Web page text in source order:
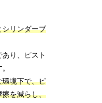
シリンダーブ
り、ピスト
環境下で、ピ
擦を減らし、